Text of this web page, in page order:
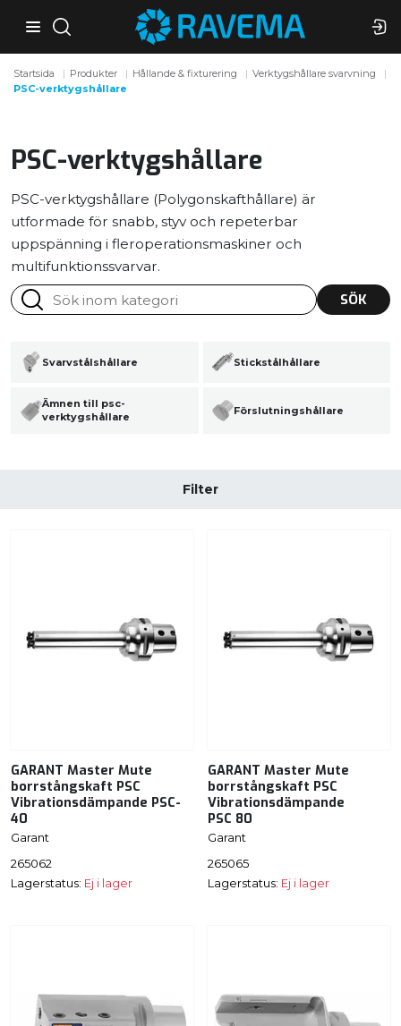
Startsida Produkter Hållande & fixturering
Verktygshållare svarvning
PSC-verktygshållare
PSC-verktygshållare
PSC-verktygshållare (Polygonskafthållare) är
utformade för snabb, styv och repeterbar
uppspänning i fleroperationsmaskiner och
multifunktionssvarvar.
SÖK
Svarvstålshållare Stickstålhållare
Ämnen till psc-
verktygshållare
Förslutningshållare
Filter
GARANT Master Mute
borrstångskaft PSC
Vibrationsdämpande PSC-
40
Garant
265062
Lagerstatus: Ej i lager
GARANT Master Mute
borrstångskaft PSC
Vibrationsdämpande
PSC 80
Garant
265065
Lagerstatus: Ej i lager